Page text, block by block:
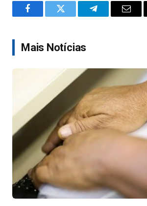
FacebookTwitter TelegramEmail
Mais Notícias